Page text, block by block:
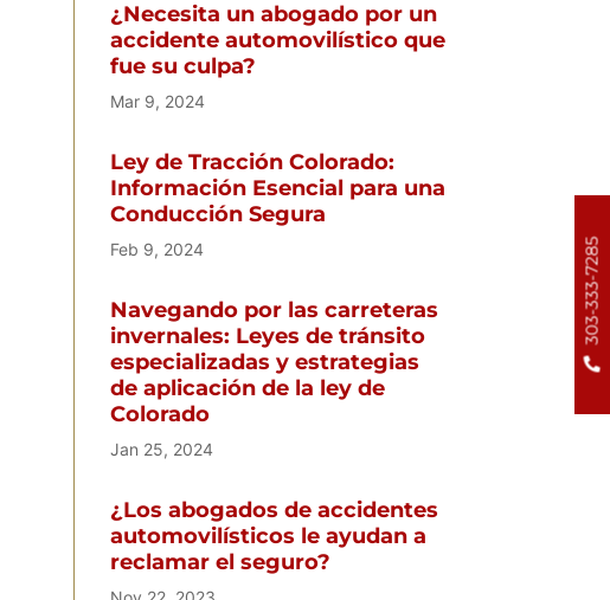
¿Necesita un abogado por un
accidente automovilístico que
fue su culpa?
Mar 9, 2024
Ley de Tracción Colorado:
Información Esencial para una
Conducción Segura
Feb 9, 2024
Navegando por las carreteras
invernales: Leyes de tránsito
especializadas y estrategias
de aplicación de la ley de
Colorado
Jan 25, 2024
¿Los abogados de accidentes
automovilísticos le ayudan a
reclamar el seguro?
303-333-7285